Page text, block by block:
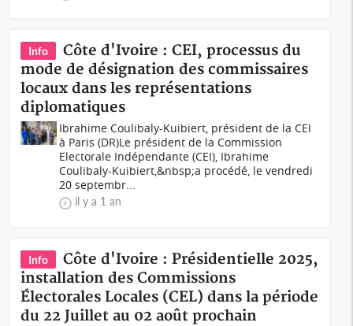
Info
Côte d'Ivoire : CEI, processus du
mode de désignation des commissaires
locaux dans les représentations
diplomatiques
Ibrahime Coulibaly-Kuibiert, président de la CEI
à Paris (DR)Le président de la Commission
Electorale Indépendante (CEI), Ibrahime
Coulibaly-Kuibiert,&nbsp;a procédé, le vendredi
20 septembr...
il y a 1 an
Info
Côte d'Ivoire : Présidentielle 2025,
installation des Commissions
Électorales Locales (CEL) dans la période
du 22 Juillet au 02 août prochain